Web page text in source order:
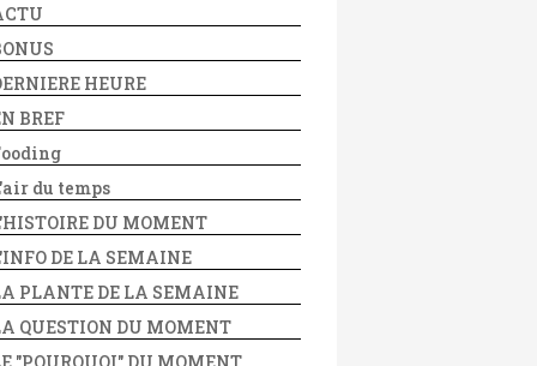
HEURE
BREF
du temps
DU MOMENT
DE LA SEMAINE
PLANTE DE LA SEMAINE
QUESTION DU MOMENT